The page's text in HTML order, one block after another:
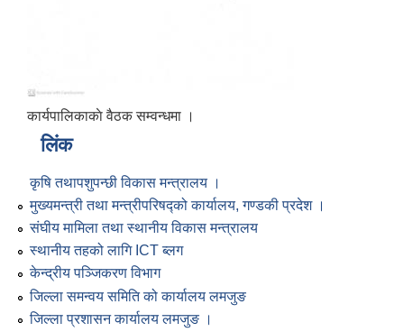
कार्यपालिकाकाे वैठक सम्वन्धमा ।
लिंक
कृषि तथापशुपन्छी विकास मन्त्रालय ।
मुख्यमन्त्री तथा मन्त्रीपरिषद्को कार्यालय, गण्डकी प्रदेश ।
संघीय मामिला तथा स्थानीय विकास मन्त्रालय
स्थानीय तहको लागि ICT ब्लग
केन्द्रीय पञ्जिकरण विभाग
जिल्ला समन्वय समिति को कार्यालय लमजुङ
जिल्ला प्रशासन कार्यालय लमजुङ ।